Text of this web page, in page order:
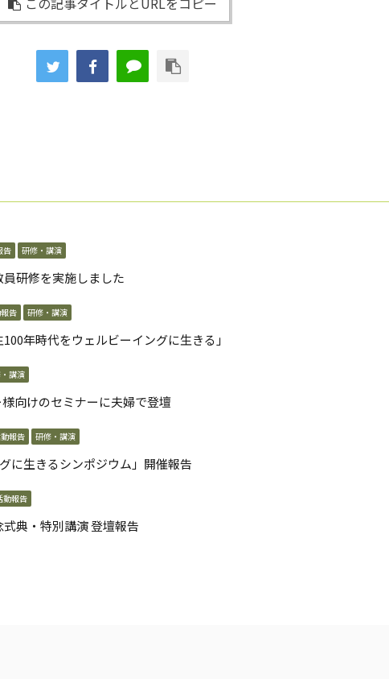
告 研修・講演
研修を実施しました
告 研修・講演
年時代をウェルビーイングに⽣きる」
講演
向けのセミナーに夫婦で登壇
報告 研修・講演
に生きるシンポジウム」開催報告
動報告
典・特別講演 登壇報告